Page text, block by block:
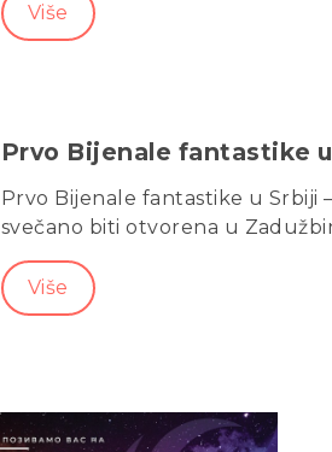
Više
Prvo Bijenale fantastike
Prvo Bijenale fantastike u Srbiji
svečano biti otvorena u
Više